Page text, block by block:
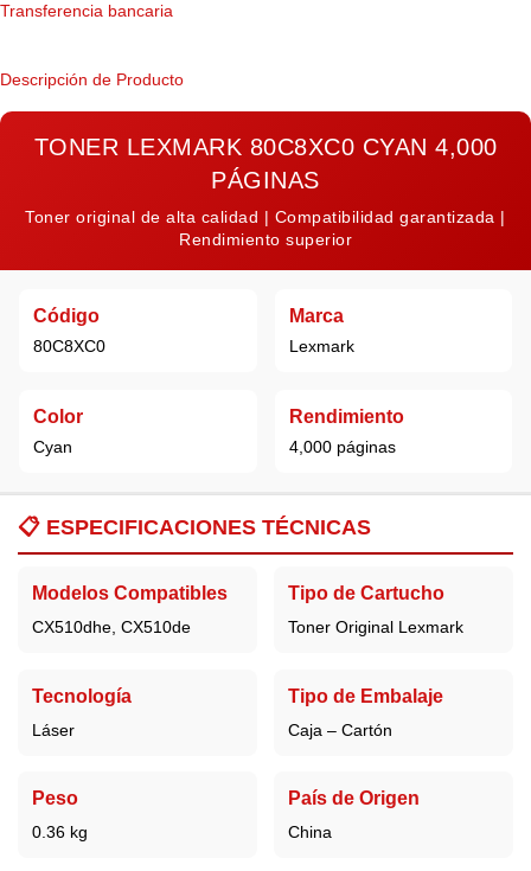
Transferencia bancaria
Descripción de Producto
TONER LEXMARK 80C8XC0 CYAN 4,000
PÁGINAS
Toner original de alta calidad | Compatibilidad garantizada |
Rendimiento superior
Código
80C8XC0
Marca
Lexmark
Color
Cyan
Rendimiento
4,000 páginas
📋 ESPECIFICACIONES TÉCNICAS
Modelos Compatibles
CX510dhe, CX510de
Tipo de Cartucho
Toner Original Lexmark
Tecnología
Láser
Tipo de Embalaje
Caja – Cartón
Peso
0.36 kg
País de Origen
China